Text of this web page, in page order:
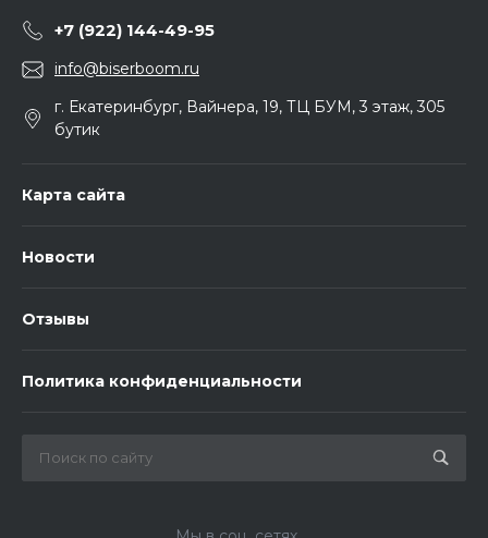
+7 (922) 144-49-95
info@biserboom.ru
г. Екатеринбург, Вайнера, 19, ТЦ БУМ, 3 этаж, 305
бутик
Карта сайта
Новости
Отзывы
Политика конфиденциальности